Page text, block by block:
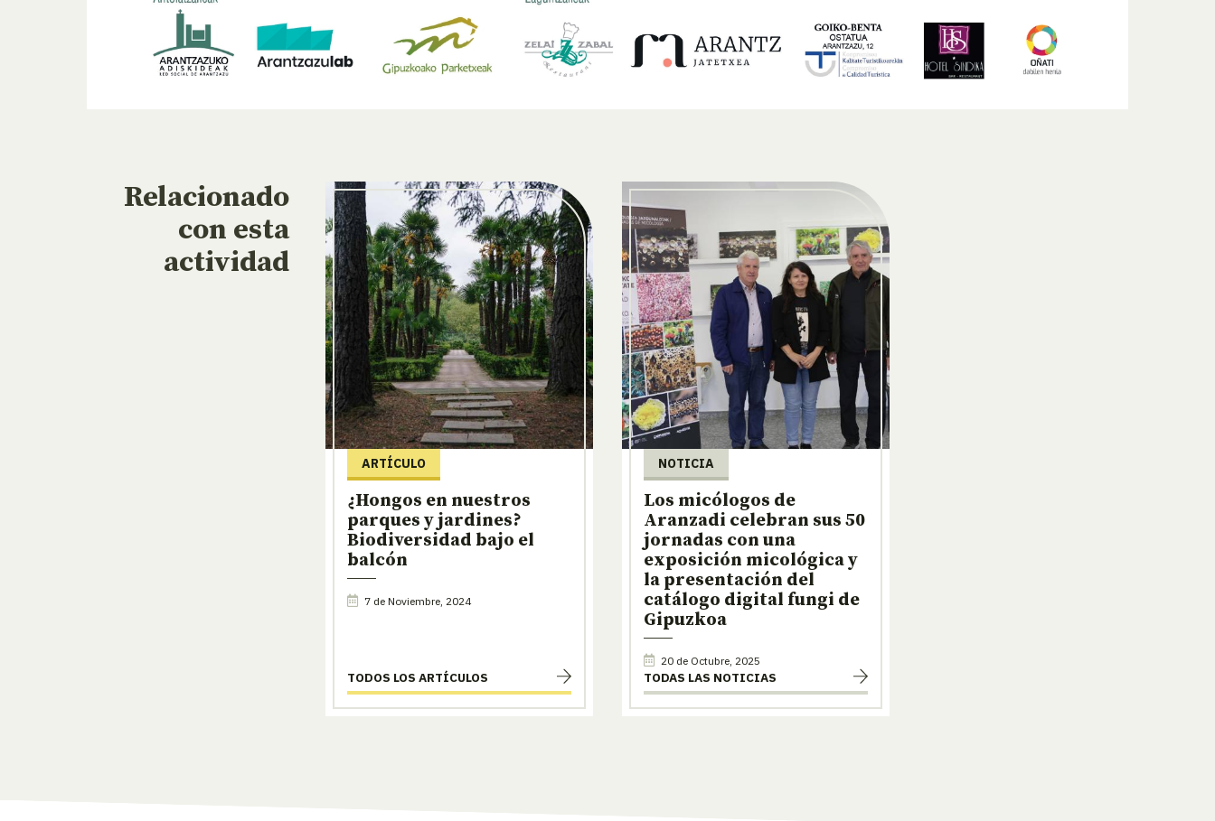
Relacionado
con esta
actividad
ARTÍCULO
¿Hongos en nuestros
parques y jardines?
Biodiversidad bajo el
balcón
7 de Noviembre, 2024
TODOS LOS ARTÍCULOS
NOTICIA
Los micólogos de
Aranzadi celebran sus 50
jornadas con una
exposición micológica y
la presentación del
catálogo digital fungi de
Gipuzkoa
20 de Octubre, 2025
TODAS LAS NOTICIAS